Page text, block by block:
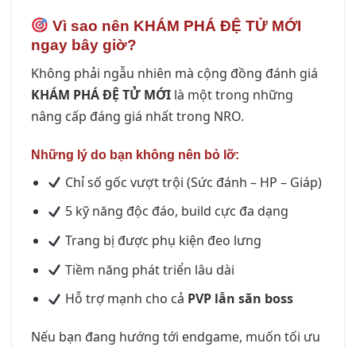
Vì sao nên KHÁM PHÁ ĐỆ TỬ MỚI
ngay bây giờ?
Không phải ngẫu nhiên mà cộng đồng đánh giá
KHÁM PHÁ ĐỆ TỬ MỚI là một trong những
nâng cấp đáng giá nhất trong NRO.
Những lý do bạn không nên bỏ lỡ:
Chỉ số gốc vượt trội (Sức đánh – HP – Giáp)
5 kỹ năng độc đáo, build cực đa dạng
Trang bị được phụ kiện đeo lưng
Tiềm năng phát triển lâu dài
Hỗ trợ mạnh cho cả PVP lẫn săn boss
Nếu bạn đang hướng tới endgame, muốn tối ưu